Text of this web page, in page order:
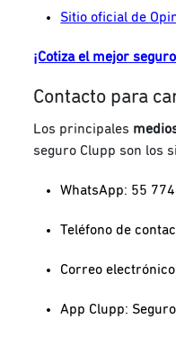
Sitio oficial de
¡Cotiza el mejor
Contacto para
Los principales
seguro Clupp son los
WhatsApp: 55
Teléfono de
Correo
App Clupp: